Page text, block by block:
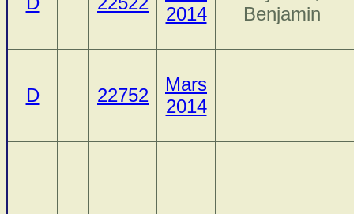
2014
Benjamin
D 22752
Mars
2014